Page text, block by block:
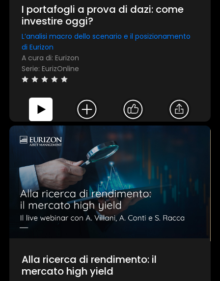
I portafogli a prova di dazi: come
investire oggi?
L’analisi macro dello scenario e il posizionamento
di Eurizon
A cura di: Eurizon
Serie: EurizOnline
Alla ricerca di rendimento: il
mercato high yield